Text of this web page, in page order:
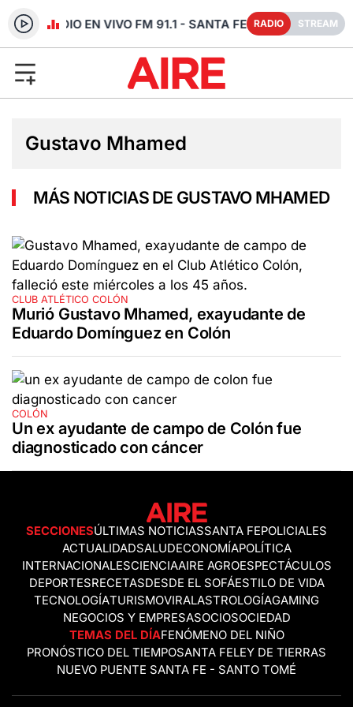
RADIO EN VIVO FM 91.1 - SANTA FE RADIO STREAM
Gustavo Mhamed
MÁS NOTICIAS DE GUSTAVO MHAMED
CLUB ATLÉTICO COLÓN
Murió Gustavo Mhamed, exayudante de
Eduardo Domínguez en Colón
COLÓN
Un ex ayudante de campo de Colón fue
diagnosticado con cáncer
SECCIONESÚLTIMAS NOTICIASSANTA FEPOLICIALES
ACTUALIDADSALUDECONOMÍAPOLÍTICA
INTERNACIONALESCIENCIAAIRE AGROESPECTÁCULOS
DEPORTESRECETASDESDE EL SOFÁESTILO DE VIDA
TECNOLOGÍATURISMOVIRALASTROLOGÍAGAMING
NEGOCIOS Y EMPRESASOCIOSOCIEDAD
TEMAS DEL DÍAFENÓMENO DEL NIÑO
PRONÓSTICO DEL TIEMPOSANTA FELEY DE TIERRAS
NUEVO PUENTE SANTA FE - SANTO TOMÉ